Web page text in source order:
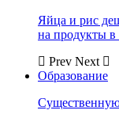
Яйца и рис
на продукты
Prev Next
Образование
Существенную